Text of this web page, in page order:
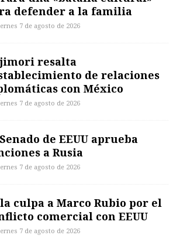
defender a la familia
7 de agosto de 2026
resalta
de relaciones
con México
7 de agosto de 2026
de EEUU aprueba
a Rusia
7 de agosto de 2026
culpa a Marco Rubio por el
comercial con EEUU
7 de agosto de 2026